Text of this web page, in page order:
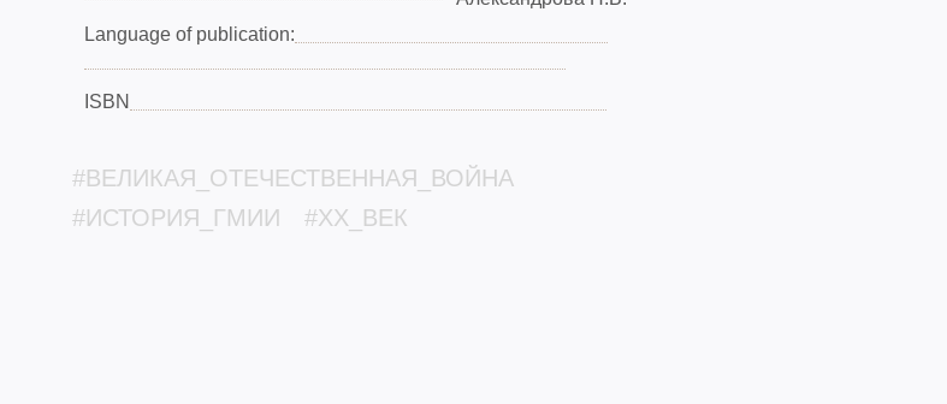
Language of publication:
ISBN
#ВЕЛИКАЯ_ОТЕЧЕСТВЕННАЯ_ВОЙНА
#ИСТОРИЯ_ГМИИ
#XX_ВЕК